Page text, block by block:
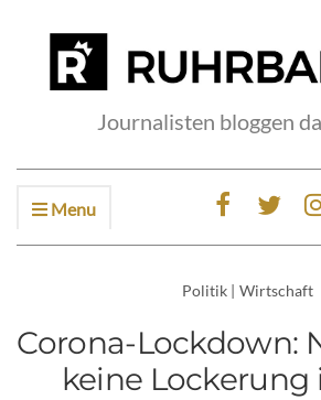
Journalisten bloggen
Menu
Politik | Wirtschaft
Corona-Lockdown:
keine Lockerung